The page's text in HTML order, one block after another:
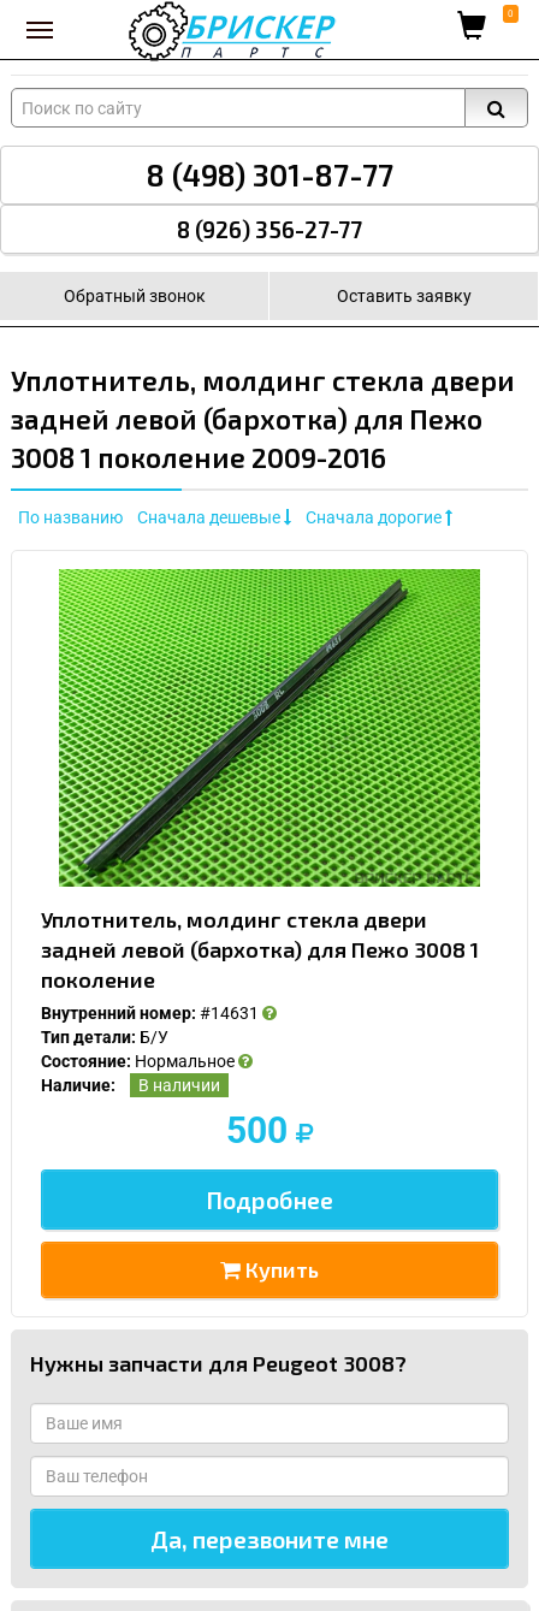
Вход для поставщиков 0
8 (498) 301-87-77
8 (926) 356-27-77
Обратный звонок Оставить заявку
Уплотнитель, молдинг стекла двери
задней левой (бархотка) для Пежо
3008 1 поколение 2009-2016
По названию Сначала дешевые Сначала дорогие
Уплотнитель, молдинг стекла двери
задней левой (бархотка) для Пежо 3008 1
поколение
Внутренний номер: #14631
Тип детали: Б/У
Состояние: Нормальное
Наличие:
В наличии
500
Подробнее
Купить
Нужны запчасти для Peugeot 3008?